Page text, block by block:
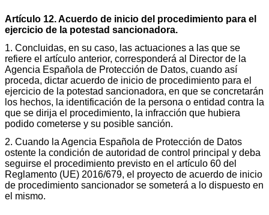
Artículo 12. Acuerdo de inicio del procedimiento para el
ejercicio de la potestad sancionadora.
1. Concluidas, en su caso, las actuaciones a las que se
refiere el artículo anterior, corresponderá al Director de la
Agencia Española de Protección de Datos, cuando así
proceda, dictar acuerdo de inicio de procedimiento para el
ejercicio de la potestad sancionadora, en que se concretarán
los hechos, la identificación de la persona o entidad contra la
que se dirija el procedimiento, la infracción que hubiera
podido cometerse y su posible sanción.
2. Cuando la Agencia Española de Protección de Datos
ostente la condición de autoridad de control principal y deba
seguirse el procedimiento previsto en el artículo 60 del
Reglamento (UE) 2016/679, el proyecto de acuerdo de inicio
de procedimiento sancionador se someterá a lo dispuesto en
el mismo.